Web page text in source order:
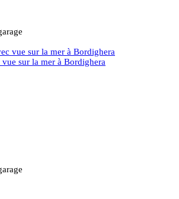
sur la mer à Bordighera